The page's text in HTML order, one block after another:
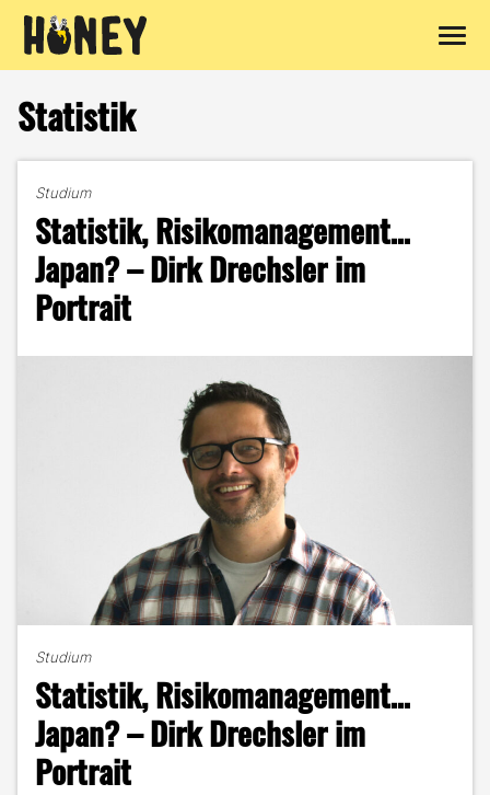
Inhalt
springen
Statistik
Studium
Statistik, Risikomanagement…
Japan? – Dirk Drechsler im
Portrait
Studium
Statistik, Risikomanagement…
Japan? – Dirk Drechsler im
Portrait